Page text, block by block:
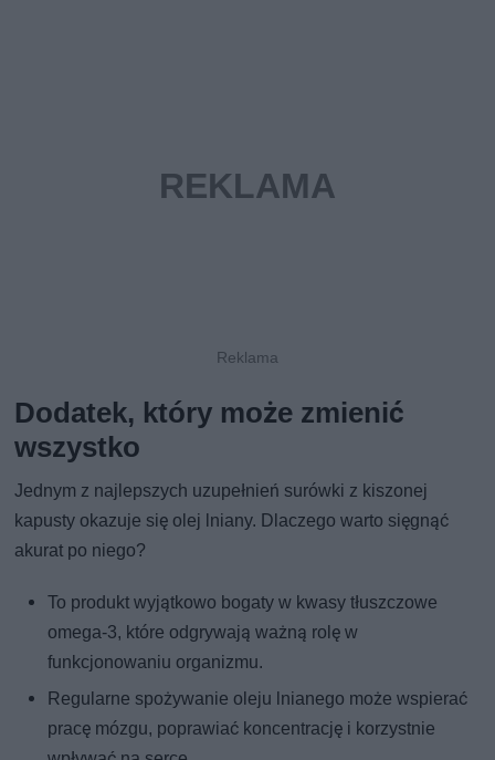
Dodatek, który może zmienić
wszystko
Jednym z najlepszych uzupełnień surówki z kiszonej
kapusty okazuje się olej lniany. Dlaczego warto sięgnąć
akurat po niego?
To produkt wyjątkowo bogaty w kwasy tłuszczowe
omega-3, które odgrywają ważną rolę w
funkcjonowaniu organizmu.
Regularne spożywanie oleju lnianego może wspierać
pracę mózgu, poprawiać koncentrację i korzystnie